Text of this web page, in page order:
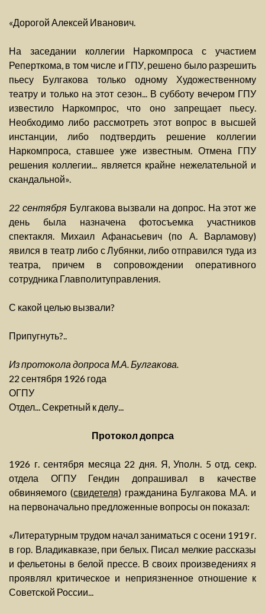
«Дорогой Алексей Иванович.
На заседании коллегии Наркомпроса с участием
Реперткома, в том числе и ГПУ, решено было разрешить
пьесу Булгакова только одному Художественному
театру и только на этот сезон... В субботу вечером ГПУ
известило Наркомпрос, что оно запрещает пьесу.
Необходимо либо рассмотреть этот вопрос в высшей
инстанции, либо подтвердить решение коллегии
Наркомпроса, ставшее уже известным. Отмена ГПУ
решения коллегии... является крайне нежелательной и
скандальной».
22 сентябряБулгакова вызвали на допрос. На этот же
день была назначена фотосъемка участников
спектакля. Михаил Афанасьевич (по А. Варламову)
явился в театр либо с Лубянки, либо отправился туда из
театра, причем в сопровождении оперативного
сотрудника Главполитуправления.
С какой целью вызвали?
Припугнуть?..
Из протокола допроса М.А. Булгакова.
22 сентября 1926 года
ОГПУ
Отдел... Секретный к делу...
Протокол допрса
1926 г. сентября месяца 22 дня. Я, Уполн. 5 отд. секр.
отдела ОГПУ Гендин допрашивал в качестве
обвиняемого (свидетеля) гражданина Булгакова М.А. и
на первоначально предложенные вопросы он показал:
«Литературным трудом начал заниматься с осени 1919 г.
в гор. Владикавказе, при белых. Писал мелкие рассказы
и фельетоны в белой прессе. В своих произведениях я
проявлял критическое и неприязненное отношение к
Советской России...